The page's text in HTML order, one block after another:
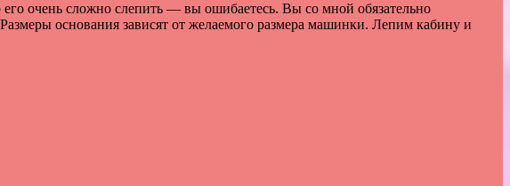
очень сложно слепить — вы ошибаетесь. Вы со мной обязательно
основания зависят от желаемого размера машинки. Лепим кабину и